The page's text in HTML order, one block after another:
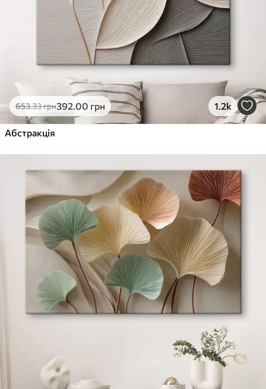
653.33грн392.00 грн 1.2k
Абстракція